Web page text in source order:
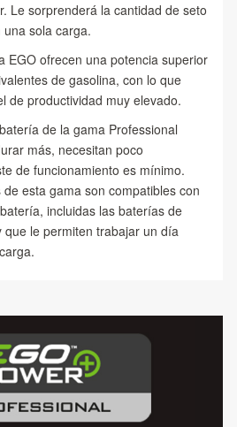
Le sorprenderá la cantidad de seto
sola carga.
EGO ofrecen una potencia superior
de gasolina, con lo que
de productividad muy elevado.
de la gama Professional
más, necesitan poco
de funcionamiento es mínimo.
esta gama son compatibles con
incluidas las baterías de
que le permiten trabajar un día